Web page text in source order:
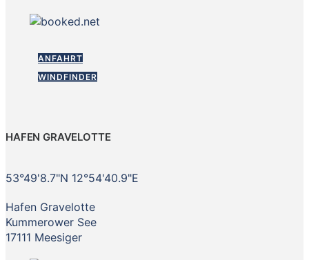
ANFAHRT
WINDFINDER
HAFEN GRAVELOTTE
53°49'8.7"N 12°54'40.9"E
Hafen Gravelotte
Kummerower See
17111 Meesiger